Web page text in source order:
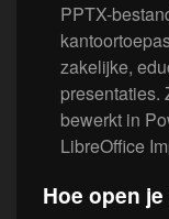
PPTX-
zakelijke,
presentaties.
bewerkt in
LibreOffice
Hoe open